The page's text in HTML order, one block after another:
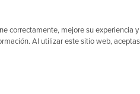
correctamente, mejore su
Al utilizar este sitio web,